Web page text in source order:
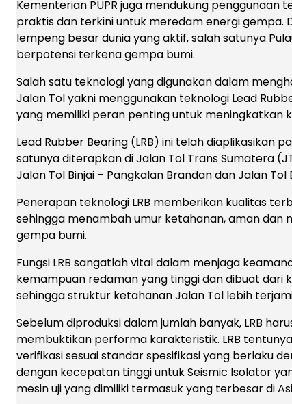
Kementerian PUPR juga mendukung
praktis dan terkini untuk meredam energi gempa.
lempeng besar dunia yang aktif, salah satunya
berpotensi terkena gempa bumi.
Salah satu teknologi yang digunakan dalam
Jalan Tol yakni menggunakan teknologi Lead
yang memiliki peran penting untuk meningkatkan
Lead Rubber Bearing (LRB) ini telah diaplikasikan
satunya diterapkan di Jalan Tol Trans Sumatera
Jalan Tol Binjai – Pangkalan Brandan dan Jalan
Penerapan teknologi LRB memberikan kualitas
sehingga menambah umur ketahanan, aman
gempa bumi.
Fungsi LRB sangatlah vital dalam menjaga
kemampuan redaman yang tinggi dan dibuat dari
sehingga struktur ketahanan Jalan Tol lebih
Sebelum diproduksi dalam jumlah banyak, LRB
membuktikan performa karakteristik. LRB
verifikasi sesuai standar spesifikasi yang berlaku
dengan kecepatan tinggi untuk Seismic Isolator
mesin uji yang dimiliki termasuk yang terbesar di